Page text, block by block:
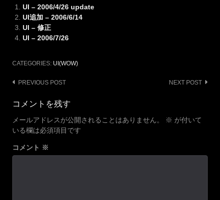
UI – 2006/4/26 update
UI追加 – 2006/6/14
UI – 修正
UI – 2006/7/26
CATEGORIES: UI(WOW)
Post
navigation
PREVIOUS POST NEXT POST
コメントを残す
メールアドレスが公開されることはありません。 ※ が付いて
いる欄は必須項目です
コメント ※